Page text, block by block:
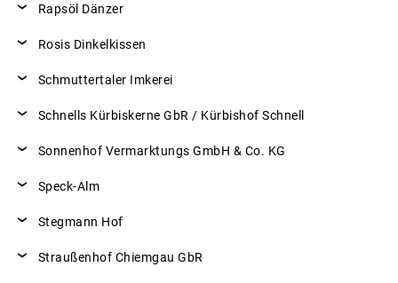
Rapsöl Dänzer
Rosis Dinkelkissen
Schmuttertaler Imkerei
Schnells Kürbiskerne GbR / Kürbishof Schnell
Sonnenhof Vermarktungs GmbH & Co. KG
Speck-Alm
Stegmann Hof
Straußenhof Chiemgau GbR